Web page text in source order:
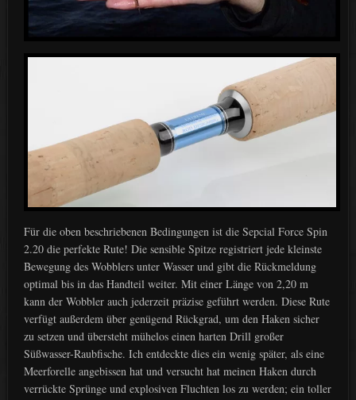
Für die oben beschriebenen Bedingungen ist die Sepcial Force Spin
2.20 die perfekte Rute! Die sensible Spitze registriert jede kleinste
Bewegung des Wobblers unter Wasser und gibt die Rückmeldung
optimal bis in das Handteil weiter. Mit einer Länge von 2,20 m
kann der Wobbler auch jederzeit präzise geführt werden. Diese Rute
verfügt außerdem über genügend Rückgrad, um den Haken sicher
zu setzen und übersteht mühelos einen harten Drill großer
Süßwasser-Raubfische. Ich entdeckte dies ein wenig später, als eine
Meerforelle angebissen hat und versucht hat meinen Haken durch
verrückte Sprünge und explosiven Fluchten los zu werden; ein toller